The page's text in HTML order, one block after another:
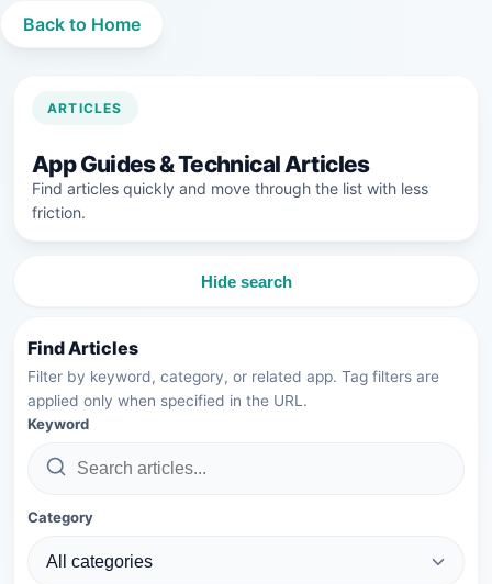
Back to Home
ARTICLES
App Guides & Technical Articles
Find articles quickly and move through the list with less
friction.
Hide search
Find Articles
Filter by keyword, category, or related app. Tag filters are
applied only when specified in the URL.
Keyword
Category